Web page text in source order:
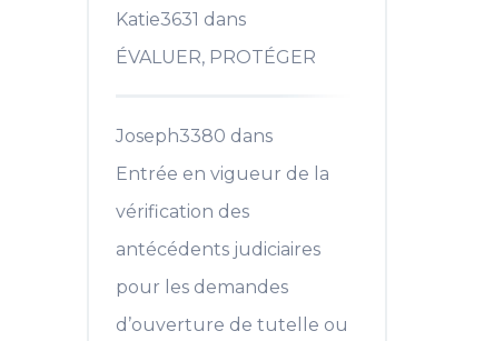
Katie3631 dans
ÉVALUER, PROTÉGER
Joseph3380 dans
Entrée en vigueur de la
vérification des
antécédents judiciaires
pour les demandes
d’ouverture de tutelle ou